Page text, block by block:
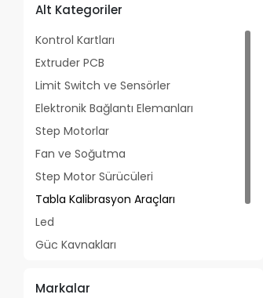
Alt Kategoriler
Kontrol Kartları
Extruder PCB
Limit Switch ve Sensörler
Elektronik Bağlantı Elemanları
Step Motorlar
Fan ve Soğutma
Step Motor Sürücüleri
Tabla Kalibrasyon Araçları
Led
Güç Kaynakları
Diğer
Markalar